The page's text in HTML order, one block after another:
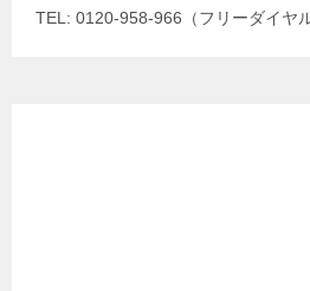
TEL: 0120-958-966（フリーダイヤル